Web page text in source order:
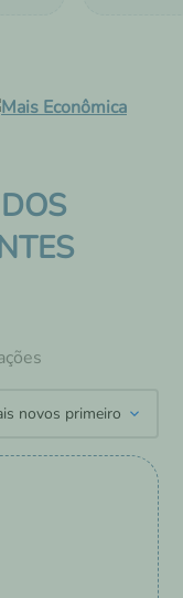
novos primeiro